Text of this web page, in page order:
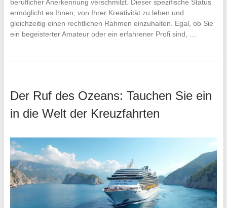
beruflicher Anerkennung verschmilzt. Dieser spezifische Status
ermöglicht es Ihnen, von Ihrer Kreativität zu leben und
gleichzeitig einen rechtlichen Rahmen einzuhalten. Egal, ob Sie
ein begeisterter Amateur oder ein erfahrener Profi sind, …
Der Ruf des Ozeans: Tauchen Sie ein
in die Welt der Kreuzfahrten